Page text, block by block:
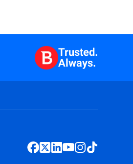
Trusted.
Always.